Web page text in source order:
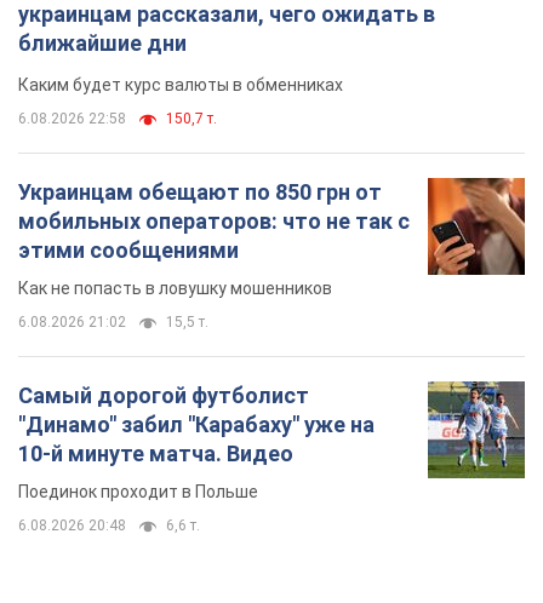
украинцам рассказали, чего ожидать в
ближайшие дни
Каким будет курс валюты в обменниках
6.08.2026 22:58 150,7 т.
Украинцам обещают по 850 грн от
мобильных операторов: что не так с
этими сообщениями
Как не попасть в ловушку мошенников
6.08.2026 21:02 15,5 т.
Самый дорогой футболист
"Динамо" забил "Карабаху" уже на
10-й минуте матча. Видео
Поединок проходит в Польше
6.08.2026 20:48 6,6 т.